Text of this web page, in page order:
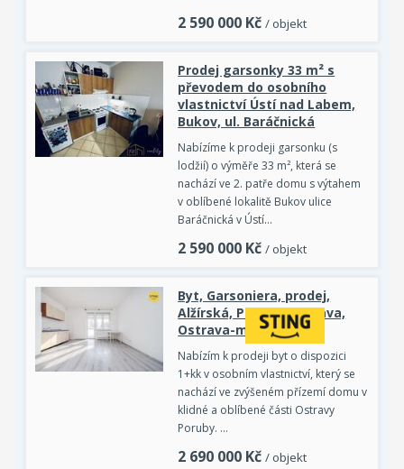
2 590 000 Kč / objekt
Prodej garsonky 33 m² s
převodem do osobního
vlastnictví Ústí nad Labem,
Bukov, ul. Baráčnická
Nabízíme k prodeji garsonku (s
lodžií) o výměře 33 m², která se
nachází ve 2. patře domu s výtahem
v oblíbené lokalitě Bukov ulice
Baráčnická v Ústí…
2 590 000 Kč / objekt
Byt, Garsoniera, prodej,
Alžírská, Poruba, Ostrava,
Ostrava-město
Nabízím k prodeji byt o dispozici
1+kk v osobním vlastnictví, který se
nachází ve zvýšeném přízemí domu v
klidné a oblíbené části Ostravy
Poruby. …
2 690 000 Kč / objekt